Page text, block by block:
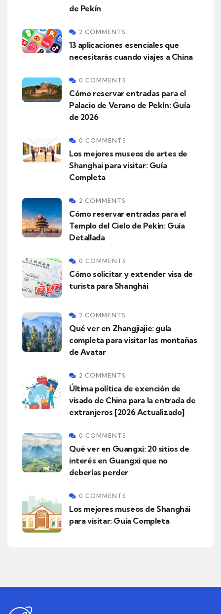
de Pekín
2 COMMENTS
13 aplicaciones esenciales que
necesitarás cuando viajes a China
0 COMMENTS
Cómo reservar entradas para el
Palacio de Verano de Pekín: Guía
de 2026
0 COMMENTS
Los mejores museos de artes de
Shanghai para visitar: Guía
Completa
2 COMMENTS
Cómo reservar entradas para el
Templo del Cielo de Pekín: Guía
Detallada
0 COMMENTS
Cómo solicitar y extender visa de
turista para Shanghái
2 COMMENTS
Qué ver en Zhangjiajie: guía
completa para visitar las montañas
de Avatar
2 COMMENTS
Última política de exención de
visado de China para la entrada de
extranjeros [2026 Actualizado]
0 COMMENTS
Qué ver en Guangxi: 20 sitios de
interés en Guangxi que no
deberías perder
0 COMMENTS
Los mejores museos de Shanghái
para visitar: Guía Completa